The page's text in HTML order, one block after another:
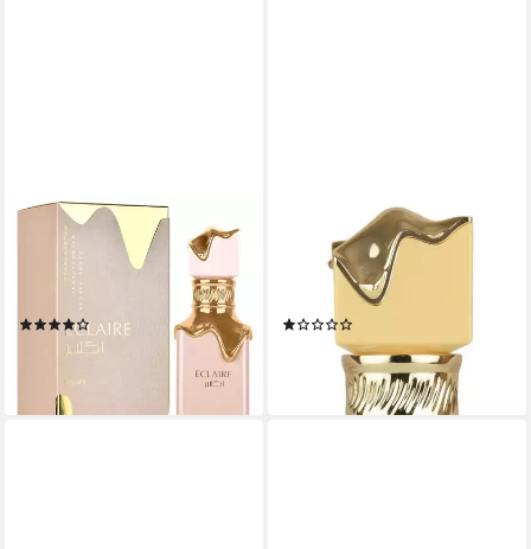
LATTAFA
Eau de Parfum Eclair,
Glasflakon, Parfüm EDP,
Unisex Duft
(87)
ab 39,95 €
leider ausverkauft
Eau de Parfum Eclaire Banoffi,
Glasflakon, Parfüm EDP,
Unisex Duft
ab 25,79 €
(25,79 €/ 100 ml)
leider ausverkauft